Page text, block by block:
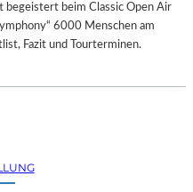
begeistert beim Classic Open Air
6000 Menschen am
Fazit und Tourterminen.